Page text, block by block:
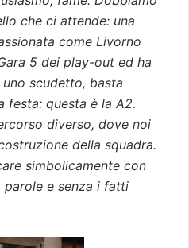
che ci attende: una
come Livorno
5 dei play-out ed ha
scudetto, basta
festa: questa è la A2.
diverso, dove noi
della squadra.
simbolicamente con
parole e senza i fatti